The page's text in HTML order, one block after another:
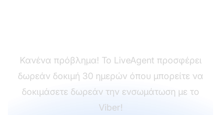
Κανένα πρόβλημα! Το LiveAgent προσφέρει
δωρεάν δοκιμή 30 ημερών όπου μπορείτε να
δοκιμάσετε δωρεάν την ενσωμάτωση με το
Viber!